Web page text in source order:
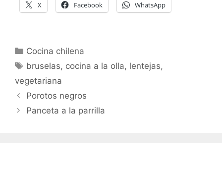
X Facebook WhatsApp
Categorías
Cocina chilena
Etiquetas
bruselas, cocina a la olla, lentejas,
vegetariana
Porotos negros
Panceta a la parrilla